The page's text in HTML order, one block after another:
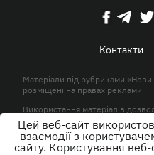
Контакти
Матеріали під рубриками
розміщені на правах реклами
Використання матеріалів
активного гіперпосилання на
© ТОВ «ЮЛАВ МЕДІА» 2026. Всі
Цей веб-сайт
взаємодії з
сайту. Користування